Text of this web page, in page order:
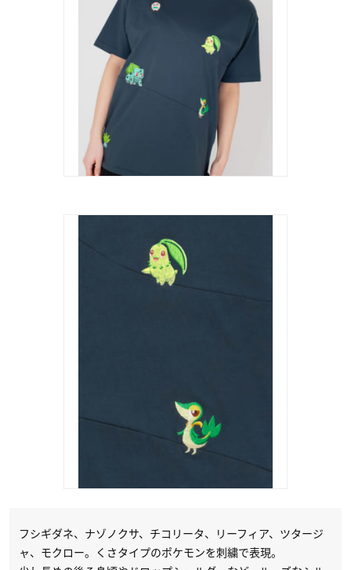
フシギダネ、ナゾノクサ、チコリータ、リーフィア、ツタージ
ャ、モクロー。くさタイプのポケモンを刺繍で表現。